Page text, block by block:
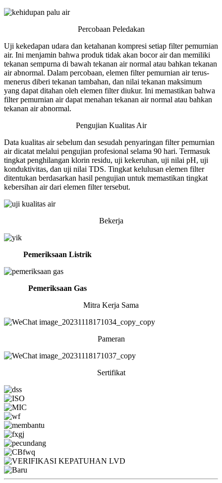
Percobaan Peledakan
Uji kekedapan udara dan ketahanan kompresi setiap filter pemurnian
air. Ini menjamin bahwa produk tidak akan bocor air dan memiliki
tekanan sempurna di bawah tekanan air normal atau bahkan tekanan
air abnormal. Dalam percobaan, elemen filter pemurnian air terus-
menerus diberi tekanan tambahan, dan nilai tekanan maksimum
yang dapat ditahan oleh elemen filter diukur. Ini memastikan bahwa
filter pemurnian air dapat menahan tekanan air normal atau bahkan
tekanan air abnormal.
Pengujian Kualitas Air
Data kualitas air sebelum dan sesudah penyaringan filter pemurnian
air dicatat melalui pengujian profesional selama 90 hari. Termasuk
tingkat penghilangan klorin residu, uji kekeruhan, uji nilai pH, uji
konduktivitas, dan uji nilai TDS. Tingkat kelulusan elemen filter
ditentukan berdasarkan hasil pengujian untuk memastikan tingkat
kebersihan air dari elemen filter tersebut.
Bekerja
Pemeriksaan Listrik
Pemeriksaan Gas
Mitra Kerja Sama
Pameran
Sertifikat